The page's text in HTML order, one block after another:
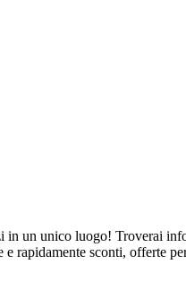
in un unico luogo! Troverai
rapidamente sconti, offerte